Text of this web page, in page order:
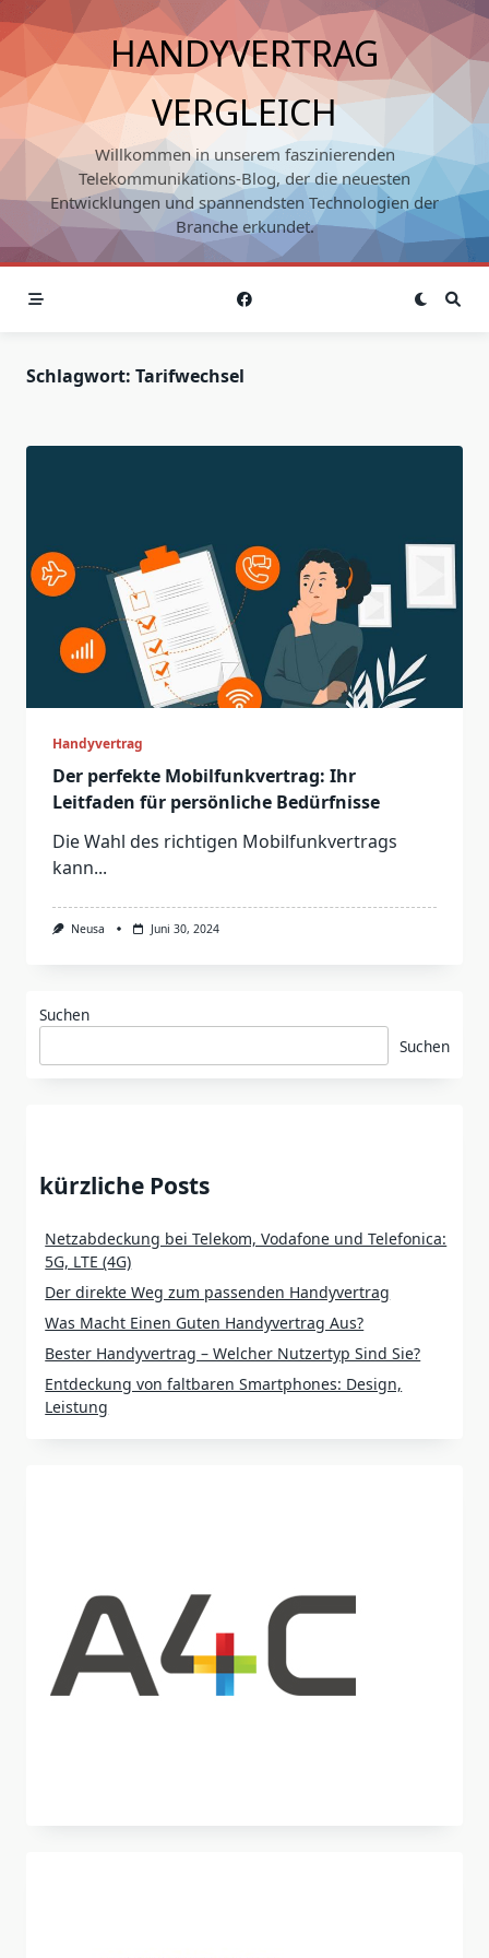
Skip
to
content
HANDYVERTRAG
VERGLEICH
Willkommen in unserem faszinierenden
Telekommunikations-Blog, der die neuesten
Entwicklungen und spannendsten Technologien der
Branche erkundet.
Schlagwort: Tarifwechsel
Handyvertrag
Der perfekte Mobilfunkvertrag: Ihr
Leitfaden für persönliche Bedürfnisse
Die Wahl des richtigen Mobilfunkvertrags
kann...
Neusa Juni 30, 2024
Suchen
Suchen
kürzliche Posts
Netzabdeckung bei Telekom, Vodafone und Telefonica:
5G, LTE (4G)
Der direkte Weg zum passenden Handyvertrag
Was Macht Einen Guten Handyvertrag Aus?
Bester Handyvertrag – Welcher Nutzertyp Sind Sie?
Entdeckung von faltbaren Smartphones: Design,
Leistung